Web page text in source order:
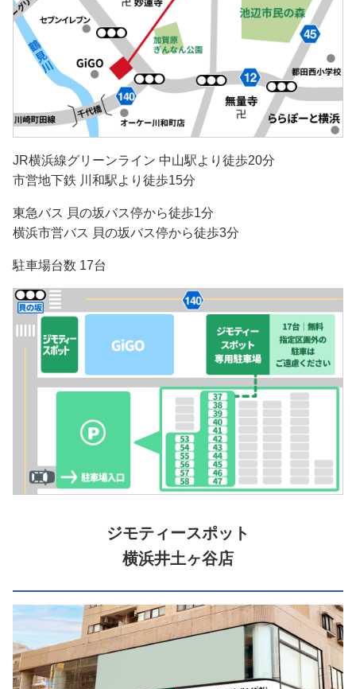
JR横浜線グリーンライン 中山駅より徒歩20分
市営地下鉄 川和駅より徒歩15分
東急バス 貝の坂バス停から徒歩1分
横浜市営バス 貝の坂バス停から徒歩3分
駐車場台数 17台
ジモティースポット
横浜井土ヶ谷店